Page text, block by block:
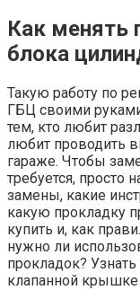
Как менять
блока
Такую работу по
ГБЦ своими
тем, кто любит
любит проводить
гараже. Чтобы
требуется, просто
замены, какие
какую прокладку
купить и, как
нужно ли
прокладок?
клапанной крышке